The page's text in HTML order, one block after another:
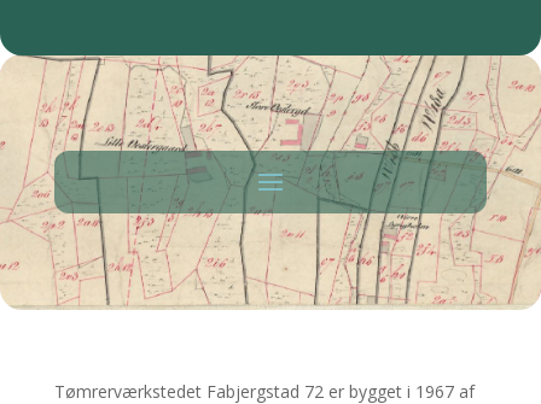
Tømrerværkstedet Fabjergstad 72 er bygget i 1967 af